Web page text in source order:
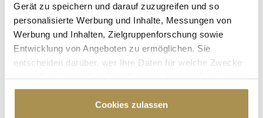
Gerät zu speichern und darauf zuzugreifen und so
personalisierte Werbung und Inhalte, Messungen von
Werbung und Inhalten, Zielgruppenforschung sowie
Entwicklung von Angeboten zu ermöglichen. Sie
entscheiden darüber, wer Ihre Daten für welche Zwecke
Cookie-Erklärung oder durch Klicken auf das Privacy
Trigger Symbol ändern oder widerrufen
Cookies zulassen